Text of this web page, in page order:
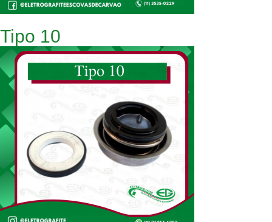
Tipo 10